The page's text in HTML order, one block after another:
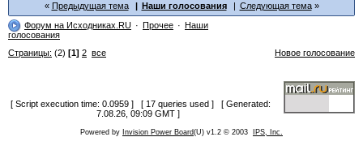
Предыдущая тема
Наши голосования
Следующая тема
Форум на Исходниках.RU
Прочее
Наши
голосования
Страницы: (2) [1] 2 все Новое голосование
[ Script execution time: 0.0959 ] [ 17 queries used ] [ Generated:
7.08.26, 09:09 GMT ]
Powered by Invision Power Board(U) v1.2 © 2003 IPS, Inc.